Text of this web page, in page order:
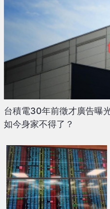
台積電30年前徵才廣告曝
如今身家不得了？